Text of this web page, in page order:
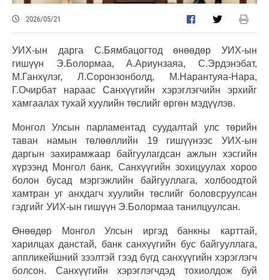
2026/05/21
УИХ-ын дарга С.Бямбацогтод өнөөдөр УИХ-ын
гишүүн Э.Болормаа, А.Ариунзаяа, С.Эрдэнэбат,
М.Ганхүлэг, Л.Соронзонболд, М.Нарантуяа-Нара,
Г.Очирбат нараас Санхүүгийн хэрэглэгчийн эрхийг
хамгаалах тухай хуулийн төслийг өргөн мэдүүлэв.
Монгол Улсын парламентад суудалтай улс төрийн
таван намын төлөөллийн 19 гишүүнээс УИХ-ын
даргын захирамжаар байгуулагдсан ажлын хэсгийн
хүрээнд Монгол банк, Санхүүгийн зохицуулах хороо
болон бусад мэргэжлийн байгууллага, холбоодтой
хамтран уг анхдагч хуулийн төслийг боловсруулсан
гэдгийг УИХ-ын гишүүн Э.Болормаа танилцуулсан.
Өнөөдөр Монгол Улсын иргэд банкны карттай,
харилцах данстай, банк санхүүгийн бус байгууллага,
аппликейшний зээлтэй гээд бүгд санхүүгийн хэрэглэгч
болсон. Санхүүгийн хэрэглэгчдэд тохиолдож буй